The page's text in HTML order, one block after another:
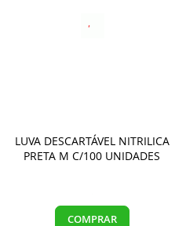
LUVA DESCARTÁVEL NITRILICA
PRETA M C/100 UNIDADES
COMPRAR